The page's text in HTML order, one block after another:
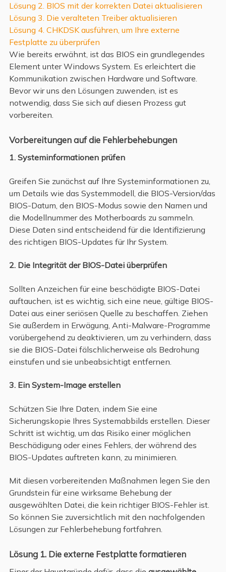
Lösung 2. BIOS mit der korrekten Datei aktualisieren
Lösung 3. Die veralteten Treiber aktualisieren
Lösung 4. CHKDSK ausführen, um Ihre externe
Festplatte zu überprüfen
Wie bereits erwähnt, ist das BIOS ein grundlegendes
Element unter Windows System. Es erleichtert die
Kommunikation zwischen Hardware und Software.
Bevor wir uns den Lösungen zuwenden, ist es
notwendig, dass Sie sich auf diesen Prozess gut
vorbereiten.
Vorbereitungen auf die Fehlerbehebungen
1. Systeminformationen prüfen
Greifen Sie zunächst auf Ihre Systeminformationen zu,
um Details wie das Systemmodell, die BIOS-Version/das
BIOS-Datum, den BIOS-Modus sowie den Namen und
die Modellnummer des Motherboards zu sammeln.
Diese Daten sind entscheidend für die Identifizierung
des richtigen BIOS-Updates für Ihr System.
2. Die Integrität der BIOS-Datei überprüfen
Sollten Anzeichen für eine beschädigte BIOS-Datei
auftauchen, ist es wichtig, sich eine neue, gültige BIOS-
Datei aus einer seriösen Quelle zu beschaffen. Ziehen
Sie außerdem in Erwägung, Anti-Malware-Programme
vorübergehend zu deaktivieren, um zu verhindern, dass
sie die BIOS-Datei fälschlicherweise als Bedrohung
einstufen und sie unbeabsichtigt entfernen.
3. Ein System-Image erstellen
Schützen Sie Ihre Daten, indem Sie eine
Sicherungskopie Ihres Systemabbilds erstellen. Dieser
Schritt ist wichtig, um das Risiko einer möglichen
Beschädigung oder eines Fehlers, der während des
BIOS-Updates auftreten kann, zu minimieren.
Mit diesen vorbereitenden Maßnahmen legen Sie den
Grundstein für eine wirksame Behebung der
ausgewählten Datei, die kein richtiger BIOS-Fehler ist.
So können Sie zuversichtlich mit den nachfolgenden
Lösungen zur Fehlerbehebung fortfahren.
Lösung 1. Die externe Festplatte formatieren